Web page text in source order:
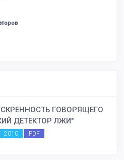
ГОВОРЯЩЕГО
ДЕТЕКТОР ЛЖИ"
2010 PDF